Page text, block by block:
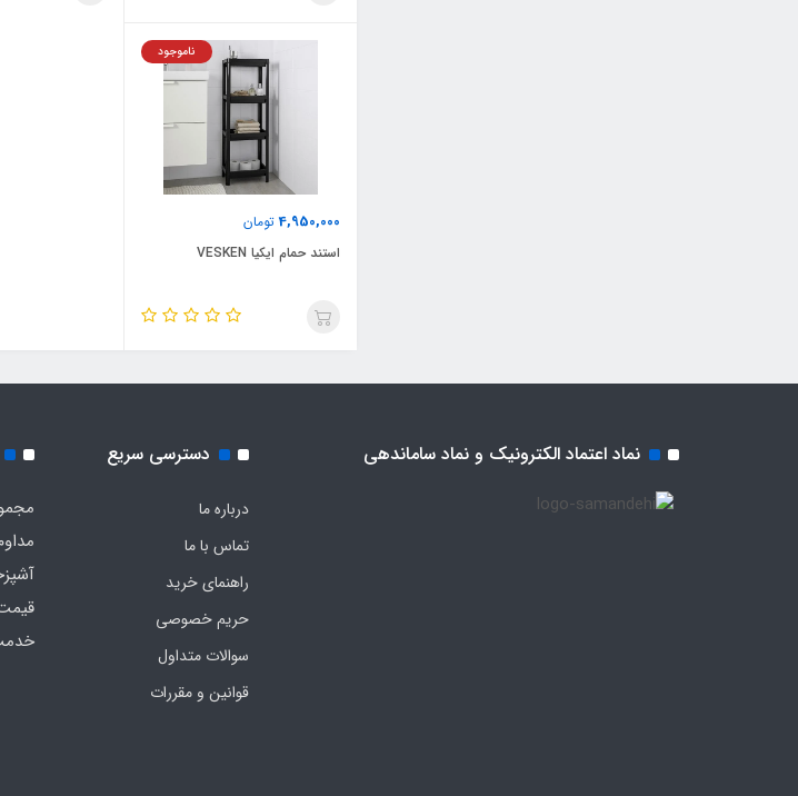
4,950,000تومان
ناموجود
استند حمام ایکیا VESKEN
نماد اعتماد الکترونیک و نماد ساماندهی دسترسی سریع
درباره ما
تماس با ما
راهنمای خرید
حریم خصوصی
سوالات متداول
قوانین و مقررات